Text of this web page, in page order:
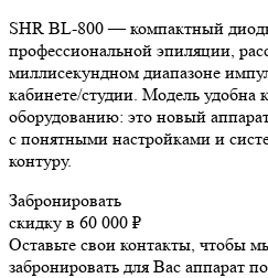
SHR BL-800 — компактный
профессиональной эпиляции,
миллисекундном диапазоне
кабинете/студии. Модель удобна
оборудованию: это новый
с понятными настройками и
контуру.
Забронировать
скидку в 60 000 ₽
Оставьте свои контакты, чтобы
забронировать для Вас аппарат